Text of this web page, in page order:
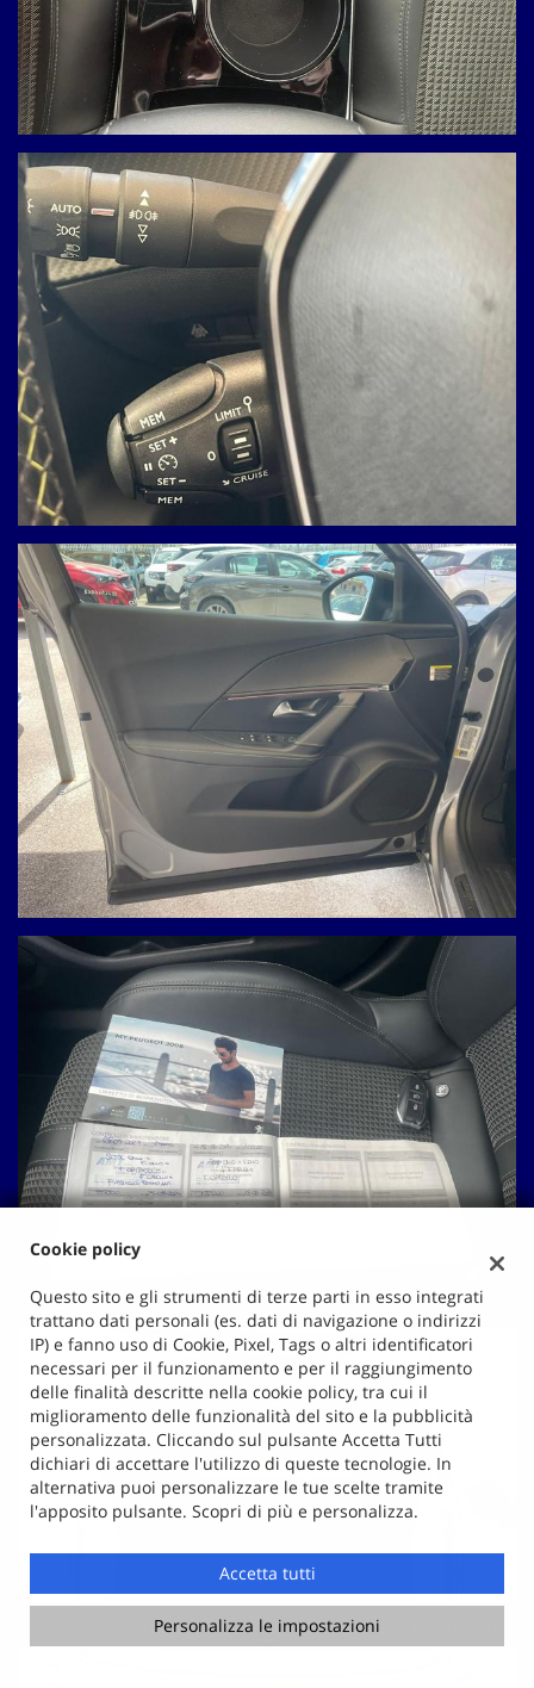
Chiama Contatta un consulente
Cookie policy
Questo sito e gli strumenti di terze parti in esso integrati
trattano dati personali (es. dati di navigazione o indirizzi
IP) e fanno uso di Cookie, Pixel, Tags o altri identificatori
necessari per il funzionamento e per il raggiungimento
delle finalità descritte nella cookie policy, tra cui il
miglioramento delle funzionalità del sito e la pubblicità
personalizzata. Cliccando sul pulsante Accetta Tutti
dichiari di accettare l'utilizzo di queste tecnologie. In
alternativa puoi personalizzare le tue scelte tramite
l'apposito pulsante. Scopri di più e personalizza.
Accetta tutti
Personalizza le impostazioni